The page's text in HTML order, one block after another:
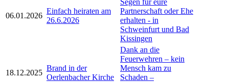
06.01.2026
Einfach heiraten am
26.6.2026
Partnerschaft oder Ehe
erhalten - in
Schweinfurt und Bad
Kissingen
18.12.2025
Brand in der
Oerlenbacher Kirche
Dank an die
Feuerwehren – kein
Mensch kam zu
Schaden –